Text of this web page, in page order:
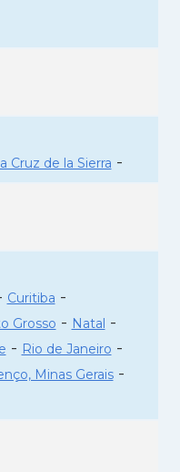
Cruz de la Sierra -
Curitiba -
Grosso - Natal -
- Rio de Janeiro -
Minas Gerais-